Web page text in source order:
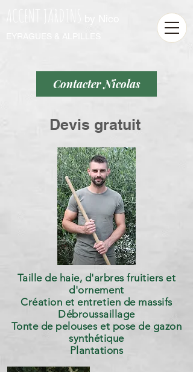
Contacter Nicolas
Devis gratuit
Taille de haie, d'arbres fruitiers et
d'ornement
Création et entretien de massifs
Débroussaillage
Tonte de pelouses et pose de gazon
synthétique
Plantations